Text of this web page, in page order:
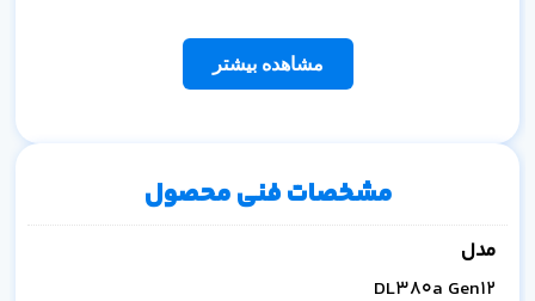
مشاهده بیشتر
مشخصات فنی محصول
مدل
DL380a Gen12